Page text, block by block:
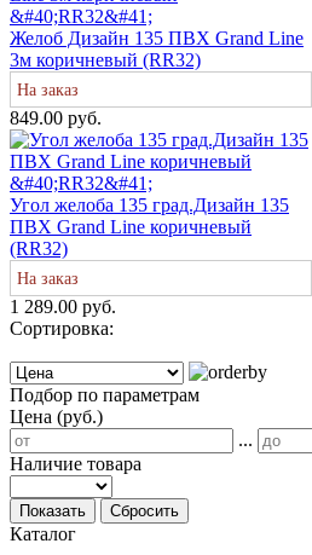
Желоб Дизайн 135 ПВХ Grand Line
3м коричневый (RR32)
На заказ
849.00 руб.
Угол желоба 135 град.Дизайн 135
ПВХ Grand Line коричневый
(RR32)
На заказ
1 289.00 руб.
Сортировка:
Подбор по параметрам
Цена (руб.)
...
Наличие товара
Показать Сбросить
Каталог